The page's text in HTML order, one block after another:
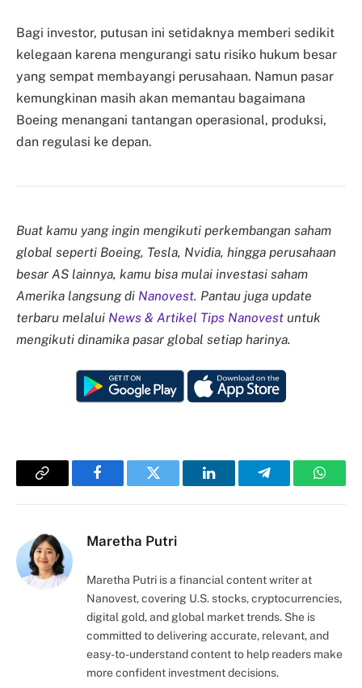
Bagi investor, putusan ini setidaknya memberi sedikit
kelegaan karena mengurangi satu risiko hukum besar
yang sempat membayangi perusahaan. Namun pasar
kemungkinan masih akan memantau bagaimana
Boeing menangani tantangan operasional, produksi,
dan regulasi ke depan.
Buat kamu yang ingin mengikuti perkembangan saham
global seperti Boeing, Tesla, Nvidia, hingga perusahaan
besar AS lainnya, kamu bisa mulai investasi saham
Amerika langsung di Nanovest. Pantau juga update
terbaru melalui News & Artikel Tips Nanovest untuk
mengikuti dinamika pasar global setiap harinya.
Copy
FacebookTwitter LinkedInTelegram
Maretha Putri
Maretha Putri is a financial content writer at
Nanovest, covering U.S. stocks, cryptocurrencies,
digital gold, and global market trends. She is
committed to delivering accurate, relevant, and
easy-to-understand content to help readers make
more confident investment decisions.